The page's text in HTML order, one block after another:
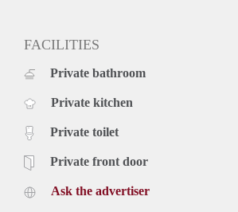
FACILITIES
Private bathroom
Private kitchen
Private toilet
Private front door
Ask the advertiser